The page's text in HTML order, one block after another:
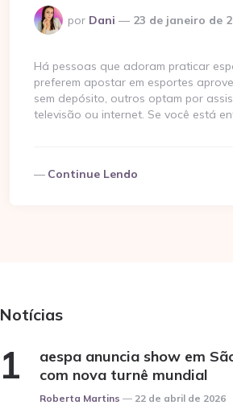
Postado
por
por Dani 23 de janeiro de
Há pessoas que adoram praticar
preferem apostar em esportes
sem depósito, outros optam por
televisão ou internet. Se você está
Continue Lendo
Notícias
aespa anuncia show em
com nova turnê mundial
Posted
Roberta Martins 22 de abril de 2026